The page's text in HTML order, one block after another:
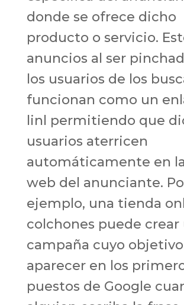
donde se ofrece dicho
producto o servicio.
anuncios al ser
los usuarios de los
funcionan como un
linl permitiendo que
usuarios aterricen
automáticamente en
web del anunciante.
ejemplo, una tienda
colchones puede crear
campaña cuyo objetivo
aparecer en los
puestos de Google